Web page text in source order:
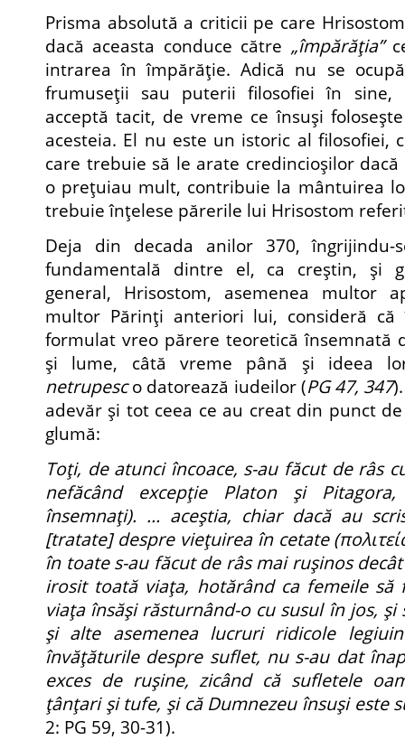
Prisma absolută a criticii pe care
dacă aceasta conduce către „împărăţia”
intrarea în împărăţie. Adică nu se
frumuseţii sau puterii filosofiei în sine,
acceptă tacit, de vreme ce însuşi
acesteia. El nu este un istoric al filosofiei,
care trebuie să le arate credincioşilor
o preţuiau mult, contribuie la mântuirea
trebuie înţelese părerile lui Hrisostom
Deja din decada anilor 370,
fundamentală dintre el, ca creştin, şi
general, Hrisostom, asemenea multor
multor Părinţi anteriori lui, consideră
formulat vreo părere teoretică însemnată
şi lume, câtă vreme până şi ideea
netrupesco datorează iudeilor (PG 47, 347
adevăr şi tot ceea ce au creat din punct
glumă:
Toţi, de atunci încoace, s-au făcut de râs
nefăcând excepţie Platon şi
însemnaţi). … aceştia, chiar dacă au
[tratate] despre vieţuirea în cetate
în toate s-au făcut de râs mai ruşinos
irosit toată viaţa, hotărând ca femeile
viaţa însăşi răsturnând-o cu susul în jos,
şi alte asemenea lucruri ridicole
învăţăturile despre suflet, nu s-au dat
exces de ruşine, zicând că sufletele
ţânţari şi tufe, şi că Dumnezeu însuşi este
2: PG 59, 30-31).